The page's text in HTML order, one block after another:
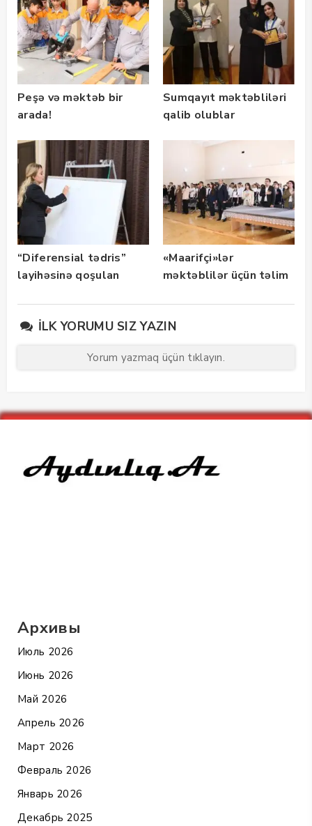
olunub
Peşə və məktəb bir
arada!
Sumqayıt məktəbliləri
qalib olublar
“Diferensial tədris”
layihəsinə qoşulan
«Maarifçi»lər
məktəblilər üçün təlim
İLK YORUMU SIZ YAZIN
Yorum yazmaq üçün tıklayın.
Архивы
Июль 2026
Июнь 2026
Май 2026
Апрель 2026
Март 2026
Февраль 2026
Январь 2026
Декабрь 2025